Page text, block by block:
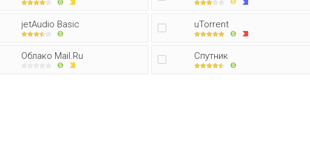
jetAudio Basic uTorrent
Облако Mail.Ru Спутник